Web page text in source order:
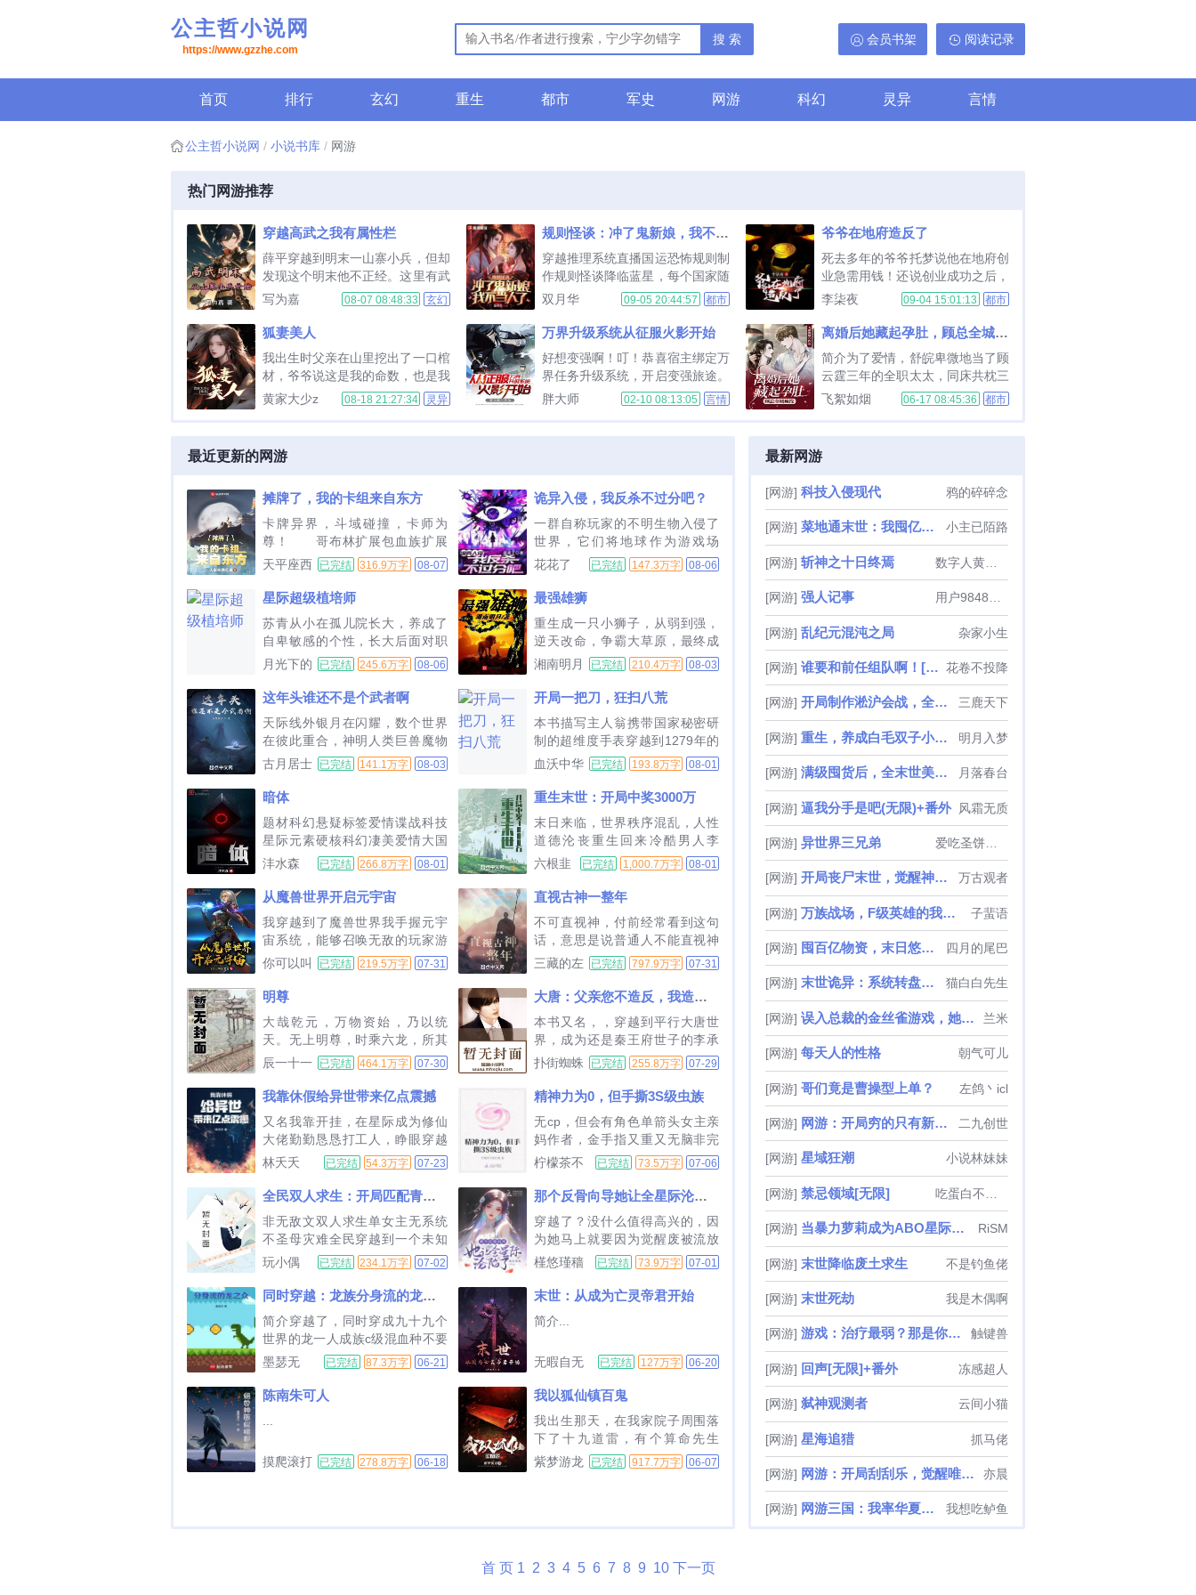
公主哲小说网
https://www.gzzhe.com
阅读记录
会员书架
搜 索
首页 排行 玄幻 重生 都市 军史 网游 科幻 灵异 言情
公主哲小说网 小说书库 网游
热门网游推荐
穿越高武之我有属性栏
薛平穿越到明末一山寨小兵，但却
发现这个明末他不正经。这里有武
者翻手之间拳镇天下，有教派争夺
鸡之力的青年开始，最初只是辛苦
逐鹿大潮之中，回首看去，挥手江
山尽，累累白骨，众生俯首...
写为嘉 08-07 08:48:33 玄幻
规则怪谈：冲了鬼新娘，我不当人了
穿越推理系统直播国运恐怖规则制
作规则怪谈降临蓝星，每个国家随
机挑选一名救世主进入怪谈世界闯
遭遇怪谈侵袭。赵羽被选中龙国代
本鬼新娘。1你是一个儒雅的读书
人，不要失去你的风度让新娘失
望！2请每日辰时三刻亲自帮新娘
当别人还在送死的路上受苦，赵羽
已经看着床上的鬼新娘露出笑容。
只有规则才能对抗规则，同志们，
我不当人了！！！...
双月华 09-05 20:44:57 都市
爷爷在地府造反了
死去多年的爷爷托梦说他在地府创
业急需用钱！还说创业成功之后，
把我也接下去，十殿阎罗的位置任
李柒夜 09-04 15:01:13 都市
狐妻美人
我出生时父亲在山里挖出了一口棺
材，爷爷说这是我的命数，也是我
的姻缘...
黄家大少z 08-18 21:27:34 灵异
万界升级系统从征服火影开始
好想变强啊！叮！恭喜宿主绑定万
界任务升级系统，开启变强旅途。
什么？你说S级忍术很难得。叮！
东西还能烧死人？系统，我想当大
boss。叮，恭喜宿主成为数码帝
皇。系统，我想要一把斩魄刀。
丸。你是怎么修炼的？怎么修炼那
么快。不好意思，我是天才。我叫
夏目阳，一个天天想着浪的人，我
不在江湖，但江湖有我的传说。主
要的角色夏目阳和田千叶...
胖大师 02-10 08:13:05 言情
离婚后她藏起孕肚，顾总全城疯找
简介为了爱情，舒皖卑微地当了顾
云霆三年的全职太太，同床共枕三
年，最后还是敌不过他心中的白月
花上门挑衅，她直接一个巴掌扇过
去，不过是一双破鞋，你想要就捡
去穿，老娘不稀罕。某霸总可怜兮
兮地舔着脸凑上去，老婆，我这双
破鞋只想给你穿。这是一个狂拽的
霸道总裁追妻火葬场的故事。...
飞絮如烟 06-17 08:45:36 都市
最近更新的网游
摊牌了，我的卡组来自东方
卡牌异界，斗域碰撞，卡师为
尊！　　哥布林扩展包血族扩展
包巨龙扩展包　　而穿越来此的
牌扩展包！　　　　XX史诗卡阿
天平座西
已完结 316.9万字 08-07
诡异入侵，我反杀不过分吧？
一群自称玩家的不明生物入侵了
世界，它们将地球作为游戏场
地，展开一场争夺卡牌的游戏。
稀有卡牌，与此同时，全世界玩
藏Boss母巢（幼年体）已经诞
生，请玩家尽快清除。风翎以前
只...
花花了 已完结 147.3万字 08-06
星际超级植培师
苏青从小在孤儿院长大，养成了
自卑敏感的个性，长大后面对职
场的尔虞我诈极不适应，最终精
在家里，孤独度日，年老时身患
眼，成了个三岁小女孩，父母正
在闹离婚。她还小管不了大人的
事，默默...
月光下的
已完结 245.6万字 08-06
最强雄狮
重生成一只小狮子，从弱到强，
逆天改命，争霸大草原，最终成
为大草原上最强雄狮。...
湘南明月 已完结 210.4万字 08-03
这年头谁还不是个武者啊
天际线外银月在闪耀，数个世界
在彼此重合，神明人类巨兽魔物
妖孽怪诞异类在交相辉映。
时代，更加古老的武者们也在新
在撕裂时空，他的脚在跺…...
古月居士 已完结 141.1万字 08-03
开局一把刀，狂扫八荒
本书描写主人翁携带国家秘密研
制的超维度手表穿越到1279年的
南宋成为一名战将。主人翁在手
海战局势大胜元军，却因为穿越
神级装备被怀疑排挤，被迫赋
闲。面对南宋即将灭亡危局，主
人翁...
血沃中华 已完结 193.8万字 08-01
暗体
题材科幻悬疑标签爱情谍战科技
星际元素硬核科幻凄美爱情大国
争雄间谍特工悬疑跌宕军事战争
是一部人类反抗两大外星文明入
之战…...
沣水森 已完结 266.8万字 08-01
重生末世：开局中奖3000万
末日来临，世界秩序混乱，人性
道德沦丧重生回来冷酷男人李
宇，开局中奖3000万建造坚固的
饥饿生死边缘时，李宇在天台吹
146214897）...
六根韭
已完结 1,000.7万字 08-01
从魔兽世界开启元宇宙
我穿越到了魔兽世界我手握元宇
宙系统，能够召唤无敌的玩家游
戏角色什么巨龙，古神，泰坦，
玩家游戏角色有点奇怪...
你可以叫
已完结 219.5万字 07-31
直视古神一整年
不可直视神，付前经常看到这句
话，意思是说普通人不能直视神
只，否则会变成白痴。万万没想
从此一看就是一整年。嗯不愧是
呢！...
三藏的左
已完结 797.9万字 07-31
明尊
大哉乾元，万物资始，乃以统
天。无上明尊，时乘六龙，所其
无逸。—这是一个土著主角的穿
的故事。我钱晨一路走来，从来
辰一十一 已完结 464.1万字 07-30
大唐：父亲您不造反，我造反！
本书又名，，穿越到平行大唐世
界，成为还是秦王府世子的李承
乾身上？面对犹豫不定的李世
我可就造反了！大伯和四叔的脑
姓七望杀叔宰伯，悖逆无道！你
德不配位！皇亲国戚李承乾...
扑街蜘蛛
已完结 255.8万字 07-29
我靠休假给异世带来亿点震撼
又名我靠开挂，在星际成为修仙
大佬勤勤恳恳打工人，睁眼穿越
到星际世界。好消息出身尊贵世
抛弃，成为废柴穷光蛋。休假系
黑造谣咱不怕，百亿也只是零
花。大小姐归来，尔等扶好下巴...
林夭夭 已完结 54.3万字 07-23
精神力为0，但手撕3S级虫族
无cp，但会有角色单箭头女主亲
妈作者，金手指又重又无脑非完
美型女主，会有小缺点伊甸园游
伦星发起。联邦内四十个星球各
利者所属星球以及胜利者会得到
大笔奖赏。而...
柠檬茶不
已完结 73.5万字 07-06
全民双人求生：开局匹配青梅女神
非无敌文双人求生单女主无系统
不圣母灾难全民穿越到一个未知
的世界参与双人求生游戏。
怪物而王平安的队友是从小一起
局一…...
玩小偶 已完结 234.1万字 07-02
那个反骨向导她让全星际沦陷了
穿越了？没什么值得高兴的，因
为她马上就要因为觉醒废被流放
到边缘星系了！觉醒了？没什么
际最鸡肋的攻击型向导系！一个
都踩在脚下的废柴异能！只是天
文明的传...
槿悠瑾穑 已完结 73.9万字 07-01
同时穿越：龙族分身流的龙之众
简介穿越了，同时穿成九十九个
世界的龙一人成族c级混血种不要
怕，英雄协会的c级英雄其实是隐
险？给你来点变形金刚恐龙的震
暴龙兽有话要说！苦逼流龙娃太
墨瑟无 已完结 87.3万字 06-21
末世：从成为亡灵帝君开始
简介...
无暇自无
已完结 127万字 06-20
陈南朱可人
摸爬滚打 已完结 278.8万字 06-18
我以狐仙镇百鬼
我出生那天，在我家院子周围落
下了十九道雷，有个算命先生
说，我是天生妖胎，一生命犯十
紫梦游龙 已完结 917.7万字 06-07
最新网游
[网游] 科技入侵现代 鸦的碎碎念
[网游] 菜地通末世：我囤亿万物资养大佬 小主已陌路
[网游] 斩神之十日终焉
[网游] 强人记事
[网游] 乱纪元混沌之局 杂家小生
[网游] 谁要和前任组队啊！[无限] 花卷不投降
[网游] 开局制作淞沪会战，全网玩家泪崩了 三鹿天下
[网游] 重生，养成白毛双子小萝莉 明月入梦
[网游] 满级囤货后，全末世美男求包养 月落春台
[网游] 逼我分手是吧(无限)+番外 风霜无质
[网游] 异世界三兄弟
[网游] 开局丧尸末世，觉醒神级卡牌天赋 万古观者
[网游] 万族战场，F级英雄的我照样无敌 子蜚语
[网游] 囤百亿物资，末日悠闲生活 四月的尾巴
[网游] 末世诡异：系统转盘老坑我 猫白白先生
[网游] 误入总裁的金丝雀游戏，她只想逃 兰米
[网游] 每天人的性格 朝气可儿
[网游] 哥们竟是曹操型上单？ 左鸽丶icl
[网游] 网游：开局穷的只有新手木剑 二九创世
[网游] 星域狂潮 小说林妹妹
[网游] 禁忌领域[无限]
[网游] 当暴力萝莉成为ABO星际向导 RiSM
[网游] 末世降临废土求生 不是钓鱼佬
[网游] 末世死劫 我是木偶啊
[网游] 游戏：治疗最弱？那是你没有挂！ 触键兽
[网游] 回声[无限]+番外 冻感超人
[网游] 弑神观测者 云间小猫
[网游] 星海追猎 抓马佬
[网游] 网游：开局刮刮乐，觉醒唯一SSS天赋 亦晨
[网游] 网游三国：我率华夏战万国 我想吃鲈鱼
首 页1 2 3 4 5 6 7 8 9 10 下一页